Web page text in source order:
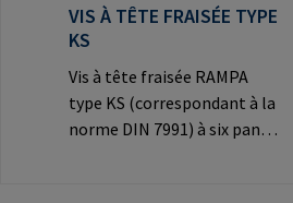
VIS À TÊTE FRAISÉE TYPE
KS
Vis à tête fraisée RAMPA
type KS (correspondant à la
norme DIN 7991) à six pans